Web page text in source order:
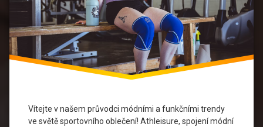
Vítejte v našem průvodci módními a funkčními trendy
ve světě sportovního oblečení! Athleisure, spojení módní
Kolekce
Sportovního
Oblečení
Módní
Inspirace
Personalizace